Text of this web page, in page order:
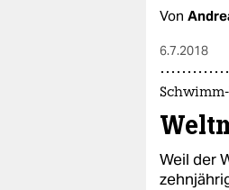
Von
6.7.2018
Weil der